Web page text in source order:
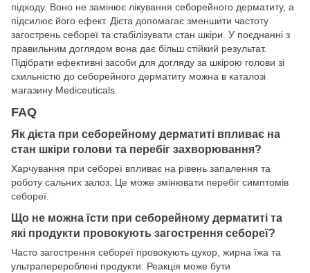
підходу. Воно не замінює лікування себорейного дерматиту, а
підсилює його ефект. Дієта допомагає зменшити частоту
загострень себореї та стабілізувати стан шкіри. У поєднанні з
правильним доглядом вона дає більш стійкий результат.
Підібрати ефективні засоби для догляду за шкірою голови зі
схильністю до себорейного дерматиту можна в каталозі
магазину Mediceuticals.
FAQ
Як дієта при себорейному дерматиті впливає на
стан шкіри голови та перебіг захворювання?
Харчування при себореї впливає на рівень запалення та
роботу сальних залоз. Це може змінювати перебіг симптомів
себореї.
Що не можна їсти при себорейному дерматиті та
які продукти провокують загострення себореї?
Часто загострення себореї провокують цукор, жирна їжа та
ультраперероблені продукти. Реакція може бути